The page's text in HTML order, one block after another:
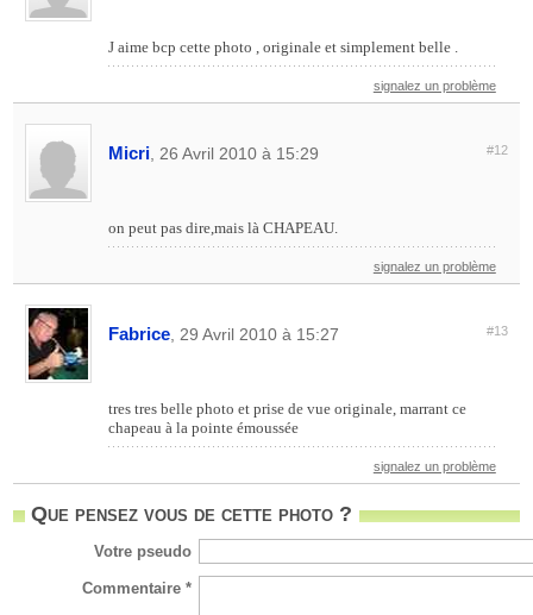
J aime bcp cette photo , originale et simplement belle .
signalez un problème
Micri, 26 Avril 2010 à 15:29 #12
on peut pas dire,mais là CHAPEAU.
signalez un problème
Fabrice, 29 Avril 2010 à 15:27 #13
tres tres belle photo et prise de vue originale, marrant ce
chapeau à la pointe émoussée
signalez un problème
Que pensez vous de cette photo ?
Votre pseudo
Commentaire *